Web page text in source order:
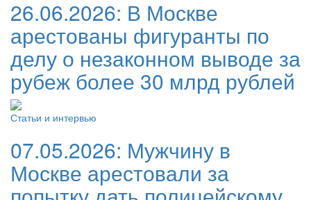
26.06.2026: В Москве
арестованы фигуранты по
делу о незаконном выводе за
рубеж более 30 млрд рублей
Статьи и интервью
07.05.2026: Мужчину в
Москве арестовали за